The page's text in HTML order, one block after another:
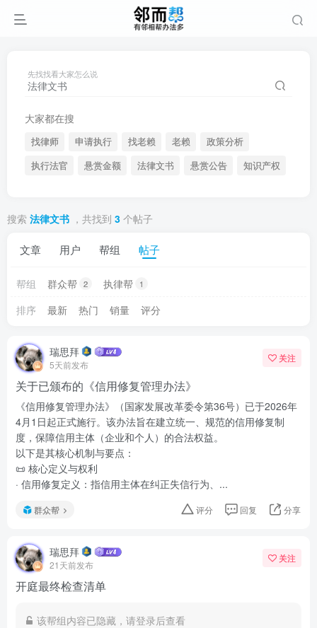
先找找看大家怎么说
大家都在搜
找律师 申请执行 找老赖 老赖
政策分析
执行法官
悬赏金额 法律文书 悬赏公告 知识产权
搜索 法律文书 ，共找到 3 个帖子
文章 用户 帮组 帖子
帮组 群众帮 2 执律帮 1
排序 最新 热门 销量 评分
瑞思拜
5天前发布
关注
关于已颁布的《信用修复管理办法》
《信用修复管理办法》（国家发展改革委令第36号）已于2026年
4月1日起正式施行。该办法旨在建立统一、规范的信用修复制
度，保障信用主体（企业和个人）的合法权益。
以下是其核心机制与要点：
📜 核心定义与权利
· 信用修复定义：指信用主体在纠正失信行为、...
群众帮 评分 回复 分享
瑞思拜
21天前发布
关注
开庭最终检查清单
该帮组内容已隐藏，请登录后查看